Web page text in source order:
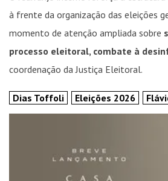
à frente da organização das eleições
momento de atenção ampliada sobre
processo eleitoral, combate à
coordenação da Justiça Eleitoral.
Dias Toffoli Eleições 2026